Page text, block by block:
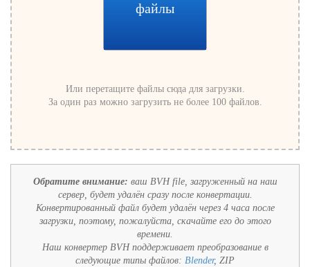
файлы
Или перетащите файлы сюда для загрузки.
За один раз можно загрузить не более 100 файлов.
Обратите внимание: ваш BVH file, загруженный на наш
сервер, будет удалён сразу после конвертации.
Конвертированный файл будет удалён через 4 часа после
загрузки, поэтому, пожалуйста, скачайте его до этого
времени.
Наш конвертер BVH поддерживает преобразование в
следующие типы файлов: Blender, ZIP